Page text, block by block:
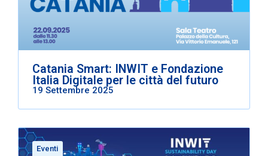
Catania Smart: INWIT e Fondazione
Italia Digitale per le città del futuro
19 Settembre 2025
Eventi